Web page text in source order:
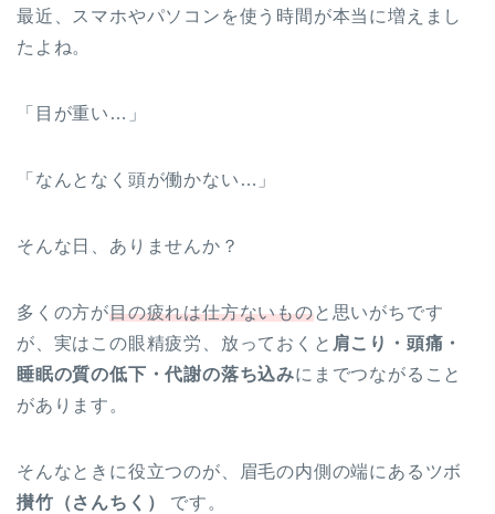
最近、スマホやパソコンを使う時間が本当に増えまし
たよね。
「目が重い…」
「なんとなく頭が働かない…」
そんな日、ありませんか？
多くの方が目の疲れは仕方ないものと思いがちです
が、実はこの眼精疲労、放っておくと 肩こり・頭痛・
睡眠の質の低下・代謝の落ち込みにまでつながること
があります。
そんなときに役立つのが、眉毛の内側の端にあるツボ
攅竹（さんちく）
です。